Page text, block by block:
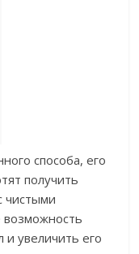
способа, его
получить
чистыми
возможность
увеличить его